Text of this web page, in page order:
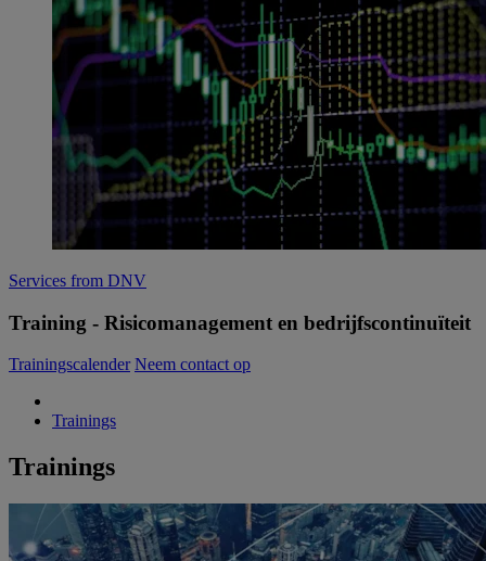
Services from DNV
Training - Risicomanagement en bedrijfscontinuïteit
Trainingscalender Neem contact op
Trainings
Trainings